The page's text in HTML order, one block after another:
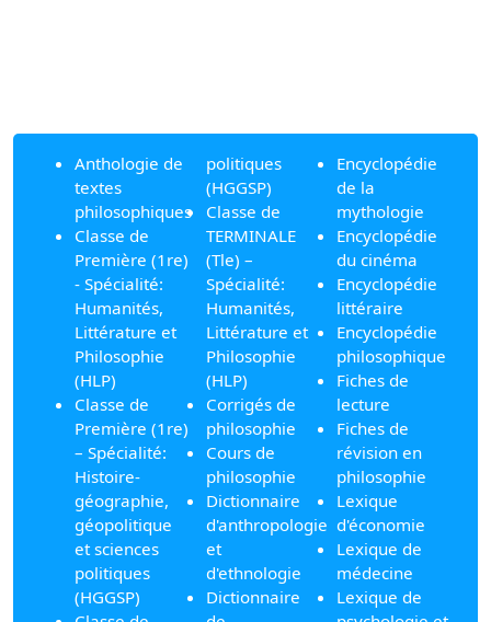
Anthologie de
textes
philosophiques
Classe de
Première (1re)
- Spécialité:
Humanités,
Littérature et
Philosophie
(HLP)
Classe de
Première (1re)
– Spécialité:
Histoire-
géographie,
géopolitique
et sciences
politiques
(HGGSP)
politiques
(HGGSP)
Classe de
TERMINALE
(Tle) –
Spécialité:
Humanités,
Littérature et
Philosophie
(HLP)
Corrigés de
philosophie
Cours de
philosophie
Dictionnaire
d'anthropologie
et
d'ethnologie
Dictionnaire
Encyclopédie
de la
mythologie
Encyclopédie
du cinéma
Encyclopédie
littéraire
Encyclopédie
philosophique
Fiches de
lecture
Fiches de
révision en
philosophie
Lexique
d'économie
Lexique de
médecine
Lexique de